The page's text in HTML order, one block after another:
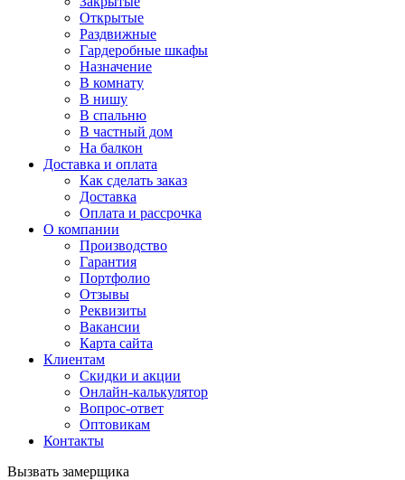
Открытые
Раздвижные
Гардеробные шкафы
Назначение
В комнату
В нишу
В спальню
В частный дом
На балкон
Доставка и оплата
Как сделать заказ
Доставка
Оплата и рассрочка
О компании
Производство
Гарантия
Портфолио
Отзывы
Реквизиты
Вакансии
Карта сайта
Клиентам
Скидки и акции
Онлайн-калькулятор
Вопрос-ответ
Оптовикам
Контакты
Вызвать замерщика